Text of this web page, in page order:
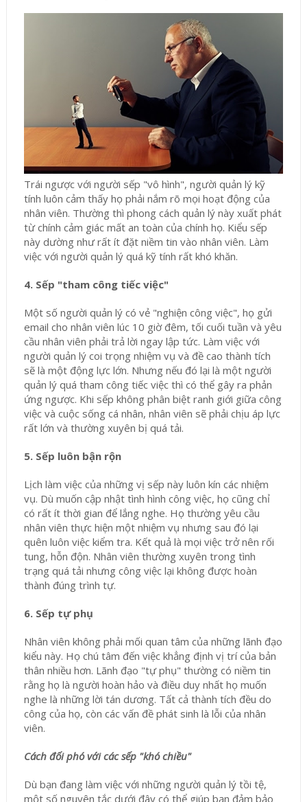
Trái ngược với người sếp "vô hình", người quản lý kỹ
tính luôn cảm thấy họ phải nắm rõ mọi hoạt động của
nhân viên. Thường thì phong cách quản lý này xuất phát
từ chính cảm giác mất an toàn của chính họ. Kiểu sếp
này dường như rất ít đặt niềm tin vào nhân viên. Làm
việc với người quản lý quá kỹ tính rất khó khăn.
4. Sếp "tham công tiếc việc"
Một số người quản lý có vẻ "nghiện công việc", họ gửi
email cho nhân viên lúc 10 giờ đêm, tối cuối tuần và yêu
cầu nhân viên phải trả lời ngay lập tức. Làm việc với
người quản lý coi trọng nhiệm vụ và đề cao thành tích
sẽ là một động lực lớn. Nhưng nếu đó lại là một người
quản lý quá tham công tiếc việc thì có thể gây ra phản
ứng ngược. Khi sếp không phân biệt ranh giới giữa công
việc và cuộc sống cá nhân, nhân viên sẽ phải chịu áp lực
rất lớn và thường xuyên bị quá tải.
5. Sếp luôn bận rộn
Lịch làm việc của những vị sếp này luôn kín các nhiệm
vụ. Dù muốn cập nhật tình hình công việc, họ cũng chỉ
có rất ít thời gian để lắng nghe. Họ thường yêu cầu
nhân viên thực hiện một nhiệm vụ nhưng sau đó lại
quên luôn việc kiểm tra. Kết quả là mọi việc trở nên rối
tung, hỗn độn. Nhân viên thường xuyên trong tình
trạng quá tải nhưng công việc lại không được hoàn
thành đúng trình tự.
6. Sếp tự phụ
Nhân viên không phải mối quan tâm của những lãnh đạo
kiểu này. Họ chú tâm đến việc khẳng định vị trí của bản
thân nhiều hơn. Lãnh đạo "tự phụ" thường có niềm tin
rằng họ là người hoàn hảo và điều duy nhất họ muốn
nghe là những lời tán dương. Tất cả thành tích đều do
công của họ, còn các vấn đề phát sinh là lỗi của nhân
viên.
Cách đối phó với các sếp "khó chiều"
Dù bạn đang làm việc với những người quản lý tồi tệ,
một số nguyên tắc dưới đây có thể giúp bạn đảm bảo